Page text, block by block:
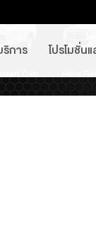
ริการ โปรโมชั่น
Cab Hilux